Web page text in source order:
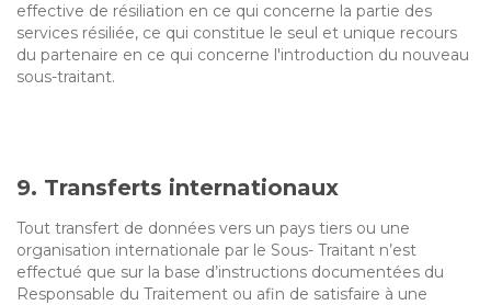
effective de résiliation en ce qui concerne la partie des
services résiliée, ce qui constitue le seul et unique recours
du partenaire en ce qui concerne l'introduction du nouveau
sous-traitant.
9. Transferts internationaux
Tout transfert de données vers un pays tiers ou une
organisation internationale par le Sous- Traitant n’est
effectué que sur la base d’instructions documentées du
Responsable du Traitement ou afin de satisfaire à une